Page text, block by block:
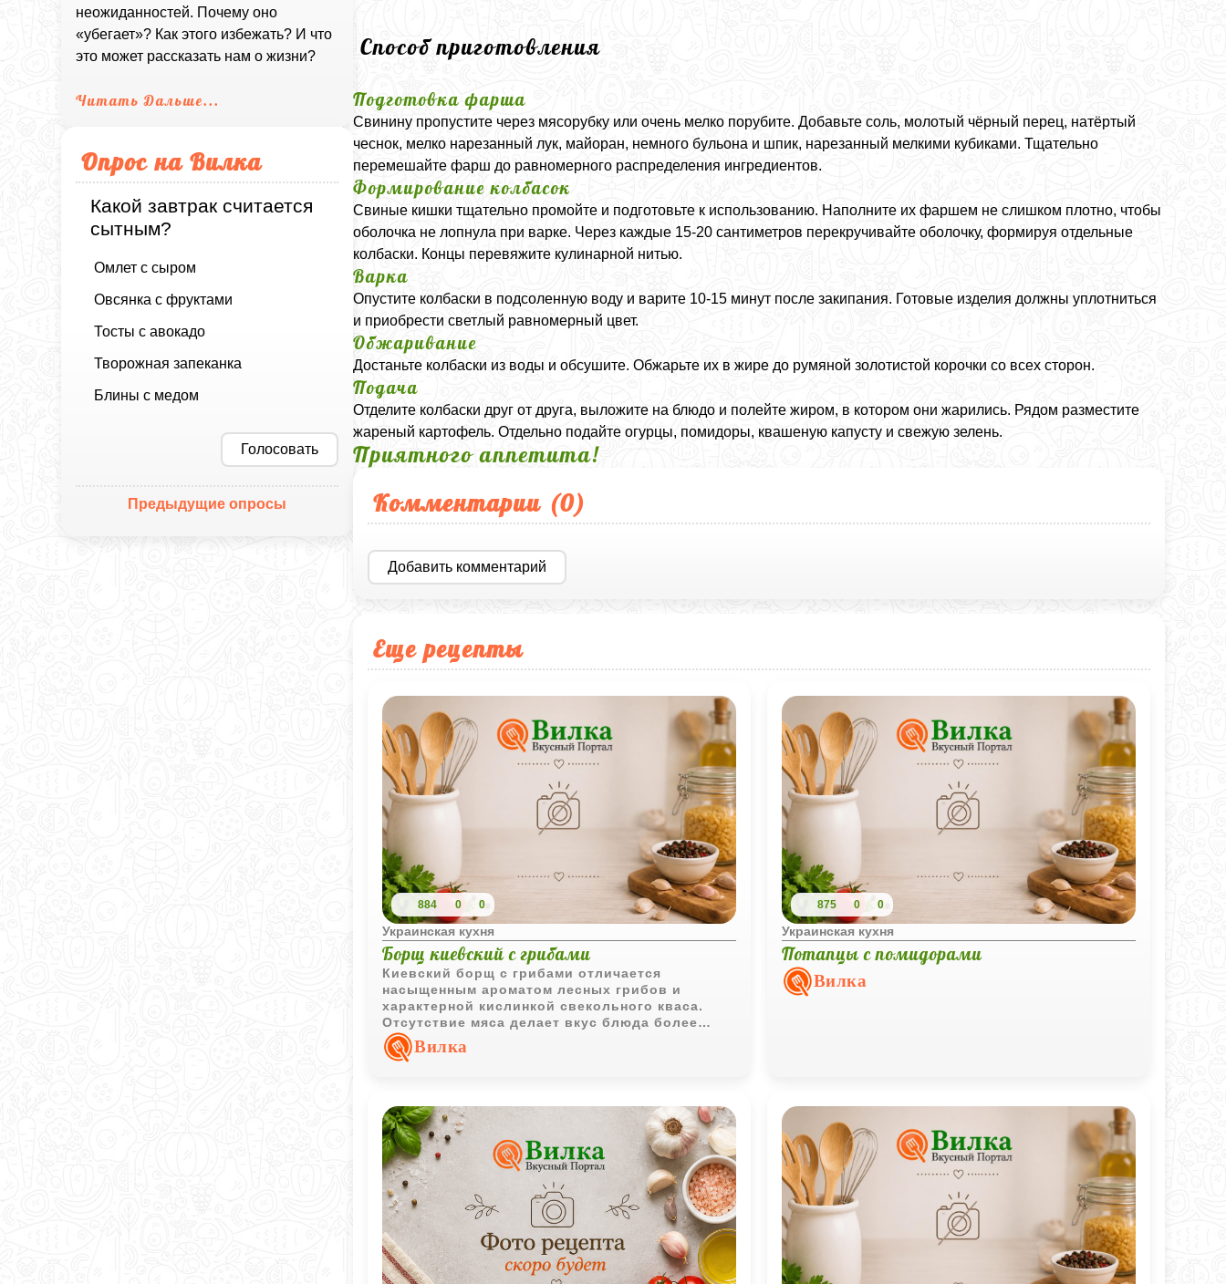
неожиданностей. Почему оно
«убегает»? Как этого избежать? И что
это может рассказать нам о жизни?
Читать Дальше...
Опрос на Вилка
Какой завтрак считается
сытным?
Омлет с сыром
Овсянка с фруктами
Тосты с авокадо
Творожная запеканка
Блины с медом
Голосовать
Предыдущие опросы
Способ приготовления
Подготовка фарша
Свинину пропустите через мясорубку или очень мелко порубите. Добавьте соль, молотый чёрный перец, натёртый
чеснок, мелко нарезанный лук, майоран, немного бульона и шпик, нарезанный мелкими кубиками. Тщательно
перемешайте фарш до равномерного распределения ингредиентов.
Формирование колбасок
Свиные кишки тщательно промойте и подготовьте к использованию. Наполните их фаршем не слишком плотно, чтобы
оболочка не лопнула при варке. Через каждые 15-20 сантиметров перекручивайте оболочку, формируя отдельные
колбаски. Концы перевяжите кулинарной нитью.
Варка
Опустите колбаски в подсоленную воду и варите 10-15 минут после закипания. Готовые изделия должны уплотниться
и приобрести светлый равномерный цвет.
Обжаривание
Достаньте колбаски из воды и обсушите. Обжарьте их в жире до румяной золотистой корочки со всех сторон.
Подача
Отделите колбаски друг от друга, выложите на блюдо и полейте жиром, в котором они жарились. Рядом разместите
жареный картофель. Отдельно подайте огурцы, помидоры, квашеную капусту и свежую зелень.
Приятного аппетита!
Комментарии (0)
Добавить комментарий
Еще рецепты
884 0 0
Украинская кухня
Борщ киевский с грибами
Киевский борщ с грибами отличается
насыщенным ароматом лесных грибов и
характерной кислинкой свекольного кваса.
Отсутствие мяса делает вкус блюда более
мягким, а заправка из сметаны и желтков
придаёт ему особую бархатистость.
Вилка
875 0 0
Украинская кухня
Потапцы с помидорами
Вилка